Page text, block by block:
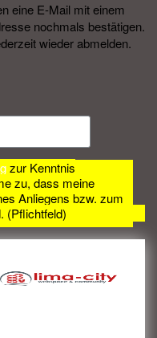
eine E-Mail mit einem
nochmals bestätigen.
wieder abmelden.​
zur Kenntnis
zu, dass meine
Anliegens bzw. zum
(Pflichtfeld)